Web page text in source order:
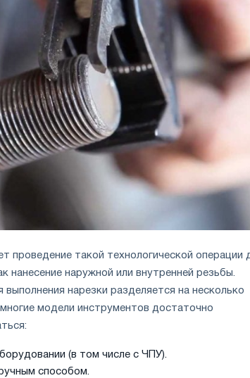
проведение такой технологической операции
нанесение наружной или внутренней резьбы.
нарезки разделяется на несколько
модели инструментов достаточно
(в том числе с ЧПУ).
способом.